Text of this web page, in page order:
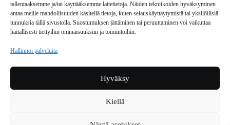
tallentaaksemme ja/tai käyttääksemme laitetietoja. Näiden tekniikoiden hyväksyminen
antaa meille mahdollisuuden käsitellä tietoja, kuten selauskäyttäytymistä tai yksilöllisiä
tunnuksia tällä sivustolla. Suostumuksen jättäminen tai peruuttaminen voi vaikuttaa
haitallisesti tiettyihin ominaisuuksiin ja toimintoihin.
Hallinnoi palveluita
Hyväksy
Kiellä
MAINOSTAJILLE
VASTAMAINOKSET
JAKELUPAIKAT
REKISTERISELOSTE
TILAUKSEN PERUUTUSPYYNTÖ
TILAUSOHJEET JA -EHDOT